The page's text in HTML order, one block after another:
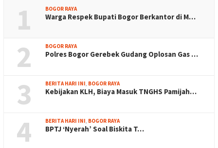
1 BOGOR RAYA
Warga Respek Bupati Bogor Berkantor di M…
2 BOGOR RAYA
Polres Bogor Gerebek Gudang Oplosan Gas …
3 BERITA HARI INI BOGOR RAYA
Kebijakan KLH, Biaya Masuk TNGHS Pamijah…
4 BERITA HARI INI BOGOR RAYA
BPTJ ‘Nyerah’ Soal Biskita T…